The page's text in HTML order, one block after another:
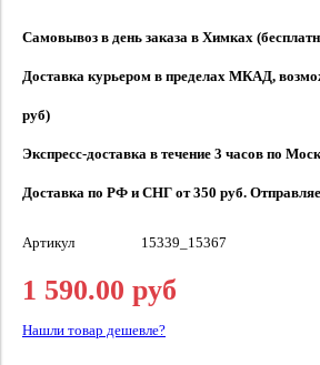
Самовывоз в день заказа в Химках
Доставка курьером в пределах МКАД,
руб)
Экспресс-доставка в течение 3 часов по
Доставка по РФ и СНГ от 350 руб.
Артикул 15339_15367
1 590.00 руб
Нашли товар дешевле?